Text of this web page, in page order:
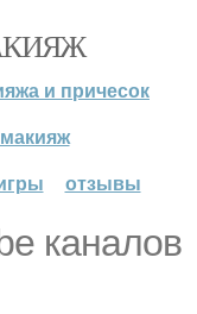
и причесок
отзывы
каналов